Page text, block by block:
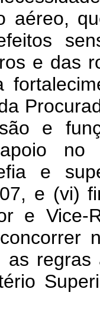
aéreo,
e das
e
no
e
e (vi)
e Vice-
as